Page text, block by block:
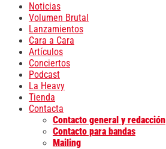
Noticias
Volumen Brutal
Lanzamientos
Cara a Cara
Artículos
Conciertos
Podcast
La Heavy
Tienda
Contacta
Contacto general y redacción
Contacto para bandas
Mailing